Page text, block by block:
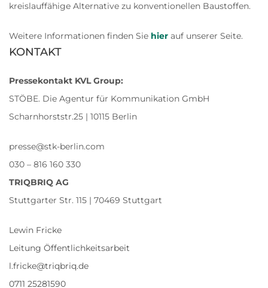
kreislauffähige Alternative zu konventionellen Baustoffen.
Weitere Informationen finden Sie hier auf unserer Seite.
KONTAKT
Pressekontakt KVL Group:
STÖBE. Die Agentur für Kommunikation GmbH
Scharnhorststr.25 | 10115 Berlin
presse@stk-berlin.com
030 – 816 160 330
TRIQBRIQ AG
Stuttgarter Str. 115 | 70469 Stuttgart
Lewin Fricke
Leitung Öffentlichkeitsarbeit
l.fricke@triqbriq.de
0711 25281590